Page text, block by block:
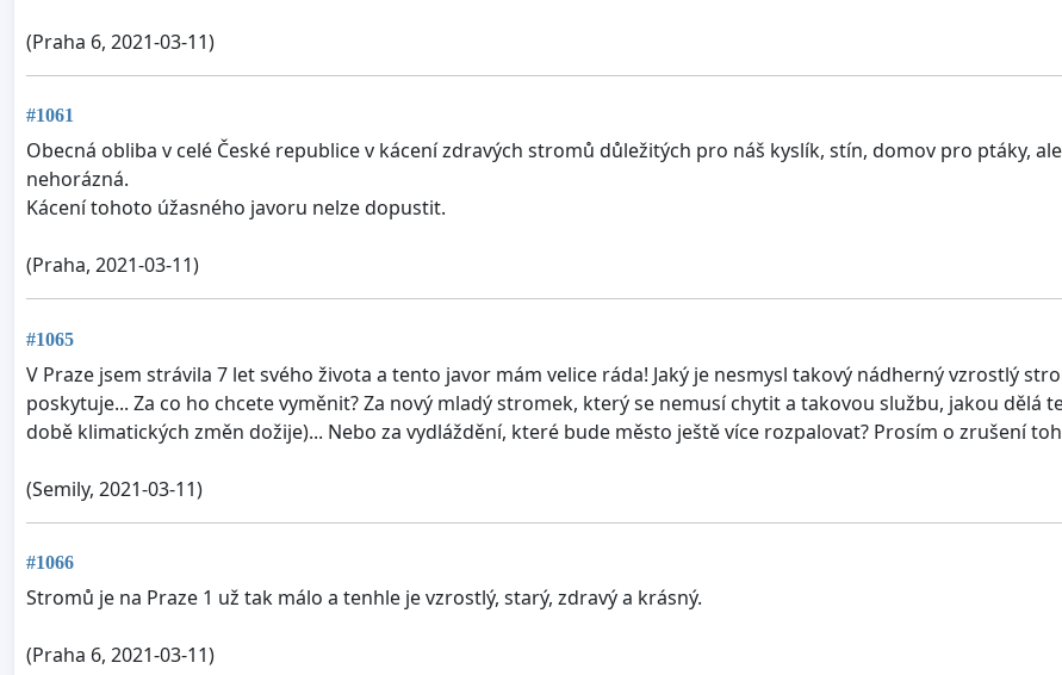
(Praha 6, 2021-03-11)
#1061
Obecná obliba v celé České republice v kácení zdravých stromů důležitých pro náš kyslík, stín, domov pro ptáky,
nehorázná.
Kácení tohoto úžasného javoru nelze dopustit.
(Praha, 2021-03-11)
#1065
V Praze jsem strávila 7 let svého života a tento javor mám velice ráda! Jaký je nesmysl takový nádherný vzrostlý
poskytuje... Za co ho chcete vyměnit? Za nový mladý stromek, který se nemusí chytit a takovou službu, jakou
době klimatických změn dožije)... Nebo za vydláždění, které bude město ještě více rozpalovat? Prosím o zrušení
(Semily, 2021-03-11)
#1066
Stromů je na Praze 1 už tak málo a tenhle je vzrostlý, starý, zdravý a krásný.
(Praha 6, 2021-03-11)